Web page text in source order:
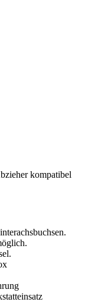
kompatibel